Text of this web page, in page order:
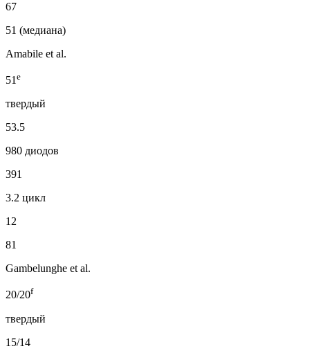
67
51 (медиана)
Amabile et al.
51e
твердый
53.5
980 диодов
391
3.2 цикл
12
81
Gambelunghe et al.
20/20f
твердый
15/14